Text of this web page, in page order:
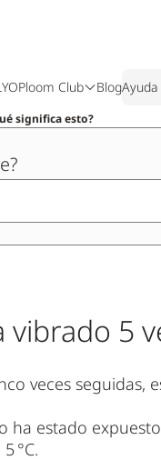
Ploom Club Blog
significa esto?
vibrado 5
veces
ha estado
°C.